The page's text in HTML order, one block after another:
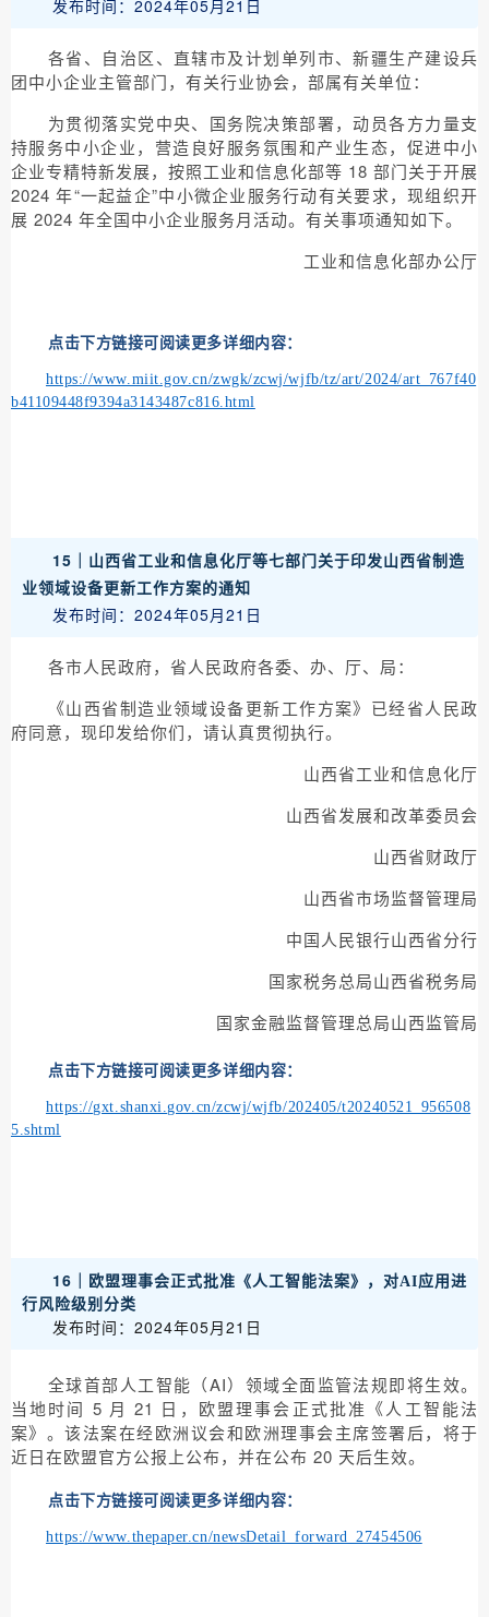
发布时间：2024年05月21日
各省、自治区、直辖市及计划单列市、新疆生产建设兵
团中小企业主管部门，有关行业协会，部属有关单位：
为贯彻落实党中央、国务院决策部署，动员各方力量支
持服务中小企业，营造良好服务氛围和产业生态，促进中小
企业专精特新发展，按照工业和信息化部等 18 部门关于开展
2024 年“一起益企”中小微企业服务行动有关要求，现组织开
展 2024 年全国中小企业服务月活动。有关事项通知如下。
工业和信息化部办公厅
点击下方链接可阅读更多详细内容：
https://www.miit.gov.cn/zwgk/zcwj/wjfb/tz/art/2024/art_767f40
b41109448f9394a3143487c816.html
15｜ 山西省工业和信息化厅等七部门关于印发山西省制造
业领域设备更新工作方案的通知
发布时间：2024年05月21日
各市人民政府，省人民政府各委、办、厅、局：
《山西省制造业领域设备更新工作方案》已经省人民政
府同意，现印发给你们，请认真贯彻执行。
山西省工业和信息化厅
山西省发展和改革委员会
山西省财政厅
山西省市场监督管理局
中国人民银行山西省分行
国家税务总局山西省税务局
国家金融监督管理总局山西监管局
点击下方链接可阅读更多详细内容：
https://gxt.shanxi.gov.cn/zcwj/wjfb/202405/t20240521_956508
5.shtml
16｜ 欧盟理事会正式批准《人工智能法案》，对AI应用进
行风险级别分类
发布时间：2024年05月21日
全球首部人工智能（AI）领域全面监管法规即将生效。
当地时间 5 月 21 日，欧盟理事会正式批准《人工智能法
案》。该法案在经欧洲议会和欧洲理事会主席签署后，将于
近日在欧盟官方公报上公布，并在公布 20 天后生效。
点击下方链接可阅读更多详细内容：
https://www.thepaper.cn/newsDetail_forward_27454506